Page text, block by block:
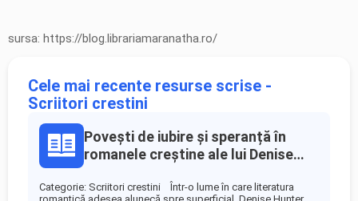
sursa: https://blog.librariamaranatha.ro/
Cele mai recente resurse scrise -
Scriitori crestini
Povești de iubire și speranță în
romanele creștine ale lui Denise
Categorie: Scriitori crestini Într-o lume în care literatura